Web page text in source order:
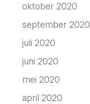
oktober 2020
september 2020
juli 2020
juni 2020
mei 2020
april 2020